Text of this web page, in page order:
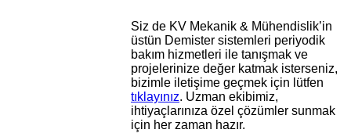
Siz de KV Mekanik & Mühendislik’in
üstün Demister sistemleri periyodik
bakım hizmetleri ile tanışmak ve
projelerinize değer katmak isterseniz,
bizimle iletişime geçmek için lütfen
tıklayınız. Uzman ekibimiz,
ihtiyaçlarınıza özel çözümler sunmak
için her zaman hazır.